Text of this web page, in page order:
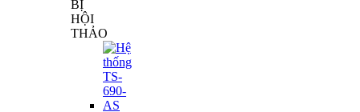
BỊ
HỘI
THẢO